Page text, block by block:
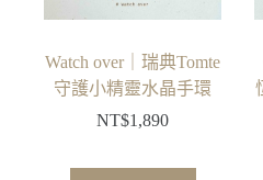
Watch over｜瑞典Tomte
守護小精靈水晶手環
NT$1,890